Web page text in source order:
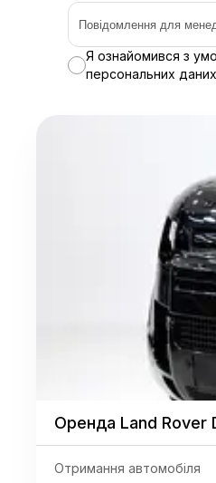
Я ознайомився з
персональних даних
Оренда Land Rover
Отримання автомобіля